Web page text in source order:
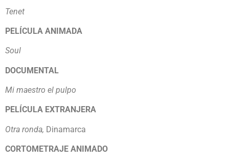
Tenet
PELÍCULA ANIMADA
Soul
DOCUMENTAL
Mi maestro el pulpo
PELÍCULA EXTRANJERA
Otra ronda, Dinamarca
CORTOMETRAJE ANIMADO